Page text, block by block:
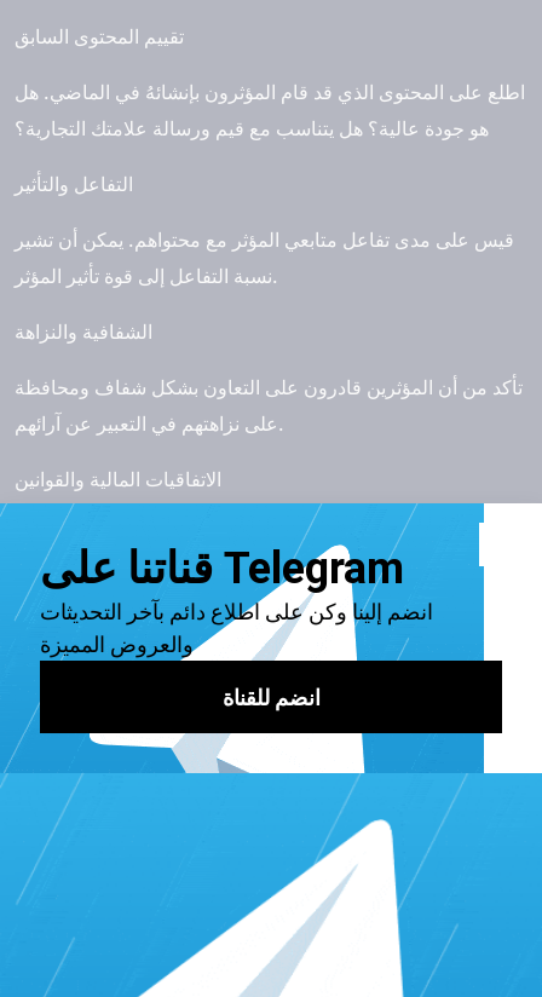
تقييم المحتوى السابق
اطلع على المحتوى الذي قد قام المؤثرون بإنشائهُ في الماضي. هل
هو جودة عالية؟ هل يتناسب مع قيم ورسالة علامتك التجارية؟
التفاعل والتأثير
قيس على مدى تفاعل متابعي المؤثر مع محتواهم. يمكن أن تشير
نسبة التفاعل إلى قوة تأثير المؤثر.
الشفافية والنزاهة
تأكد من أن المؤثرين قادرون على التعاون بشكل شفاف ومحافظة
على نزاهتهم في التعبير عن آرائهم.
الاتفاقيات المالية والقوانين
تحقق من القوانين المحلية والاتفاقيات المالية المطلوبة للتعاون مع
إقرأ أيضاً:استخدم المحتوى المبتكر لجذب المزيد من المتابعين
على تيك توك
تطوير استراتيجية التعاون
بعد اختيار المؤثرين المناسبين، يجب تطوير استراتيجية تعاون فعّالة
1. تحديد الأهداف
حدد أهدافك بوضوح. هل ترغب في زيادة المبيعات؟ أم تهدف إلى
زيادة الوعي بعلامتك التجارية؟ تَحديد الأهداف سيساعدك في تحديد